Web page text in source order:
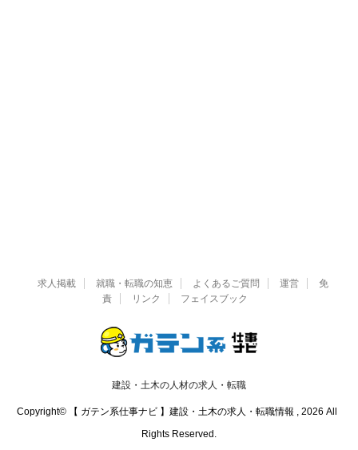
求人掲載 就職・転職の知恵 よくあるご質問 運営
免
責
リンク フェイスブック
建設・土木の人材の求人・転職
Copyright© 【 ガテン系仕事ナビ 】建設・土木の求人・転職情報 , 2026 All
Rights Reserved.